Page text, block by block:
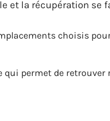
et la récupération se
choisis
qui permet de